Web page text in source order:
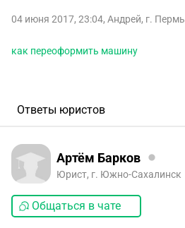
04 июня 2017, 23:04, Андрей, г. Пермь
как переоформить машину
Ответы юристов
Артём Барков
Юрист, г. Южно-Сахалинск
Общаться в чате